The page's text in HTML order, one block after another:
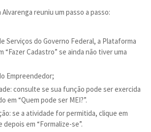
reuniu um passo a passo:
Serviços do Governo Federal, a Plataforma
“Fazer Cadastro” se ainda não tiver uma
Empreendedor;
consulte se sua função pode ser exercida
em “Quem pode ser MEI?”.
se a atividade for permitida, clique em
depois em “Formalize-se”.